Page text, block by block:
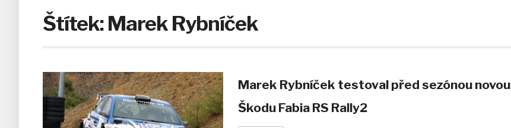
Štítek:Marek Rybníček
Marek Rybníček testoval před sezónou novou
Škodu Fabia RS Rally2